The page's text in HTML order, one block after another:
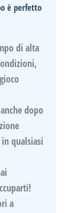
è perfetto
di alta
dopo
qualsiasi
a